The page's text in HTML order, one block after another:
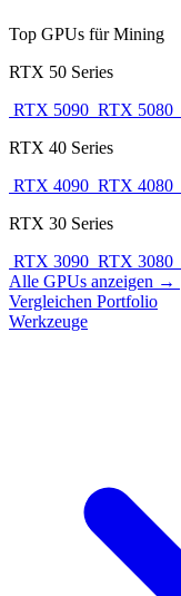
Top GPUs für Mining
RTX 50 Series
RTX 5090 RTX 5080
RTX 40 Series
RTX 4090 RTX 4080
RTX 30 Series
RTX 3090 RTX 3080
Alle GPUs anzeigen →
Vergleichen Portfolio
Werkzeuge